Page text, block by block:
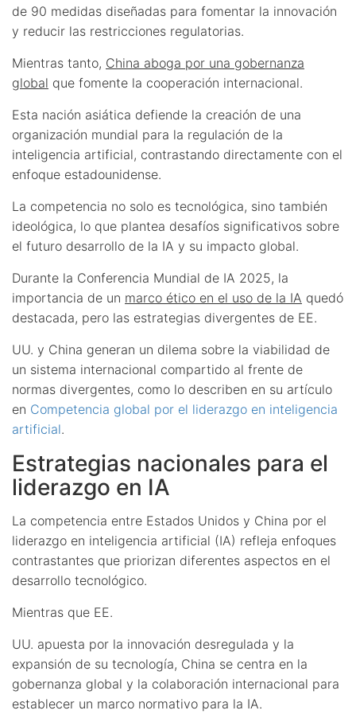
de 90 medidas diseñadas para fomentar la innovación
y reducir las restricciones regulatorias.
Mientras tanto, China aboga por una gobernanza
global que fomente la cooperación internacional.
Esta nación asiática defiende la creación de una
organización mundial para la regulación de la
inteligencia artificial, contrastando directamente con el
enfoque estadounidense.
La competencia no solo es tecnológica, sino también
ideológica, lo que plantea desafíos significativos sobre
el futuro desarrollo de la IA y su impacto global.
Durante la Conferencia Mundial de IA 2025, la
importancia de un marco ético en el uso de la IA quedó
destacada, pero las estrategias divergentes de EE.
UU. y China generan un dilema sobre la viabilidad de
un sistema internacional compartido al frente de
normas divergentes, como lo describen en su artículo
en Competencia global por el liderazgo en inteligencia
artificial.
Estrategias nacionales para el
liderazgo en IA
La competencia entre Estados Unidos y China por el
liderazgo en inteligencia artificial (IA) refleja enfoques
contrastantes que priorizan diferentes aspectos en el
desarrollo tecnológico.
Mientras que EE.
UU. apuesta por la innovación desregulada y la
expansión de su tecnología, China se centra en la
gobernanza global y la colaboración internacional para
establecer un marco normativo para la IA.